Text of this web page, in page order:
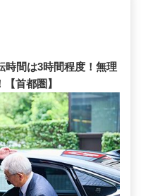
時間は3時間程度！無理
首都圏】